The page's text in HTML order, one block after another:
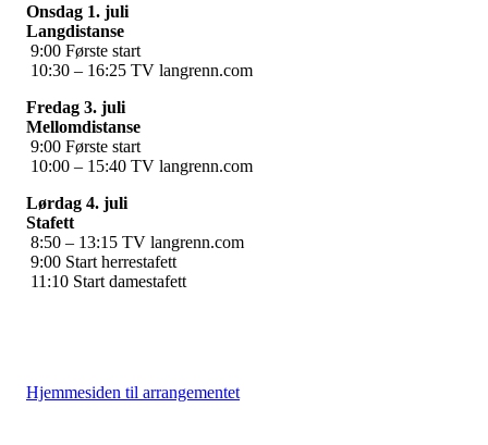
Onsdag 1. juli
Langdistanse
9:00 Første start
10:30 – 16:25 TV langrenn.com
Fredag 3. juli
Mellomdistanse
9:00 Første start
10:00 – 15:40 TV langrenn.com
Lørdag 4. juli
Stafett
8:50 – 13:15 TV langrenn.com
9:00 Start herrestafett
11:10 Start damestafett
Hjemmesiden til arrangementet